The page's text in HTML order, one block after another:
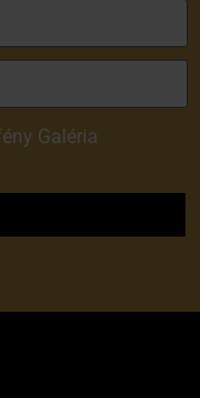
Galéria